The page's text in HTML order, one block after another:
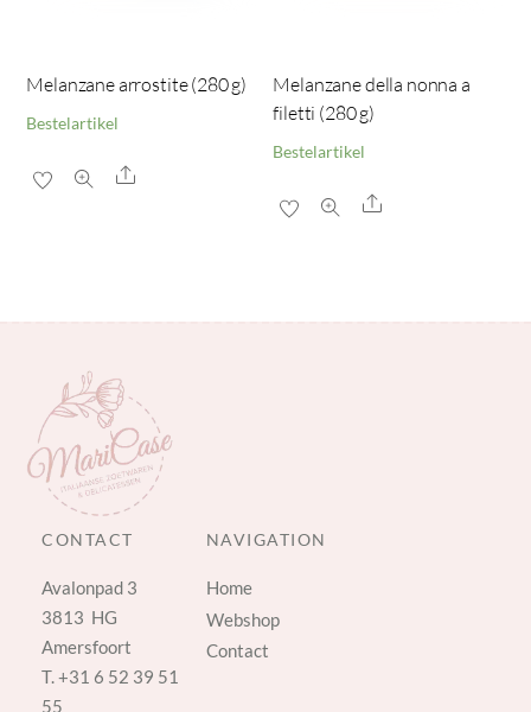
Melanzane arrostite (280 g)
Bestelartikel
Share
Melanzane della nonna a
filetti (280 g)
Bestelartikel
Share
CONTACT
Avalonpad 3
3813 HG
Amersfoort
T.+31 6 52 39 51
55
NAVIGATION
Home
Webshop
Contact